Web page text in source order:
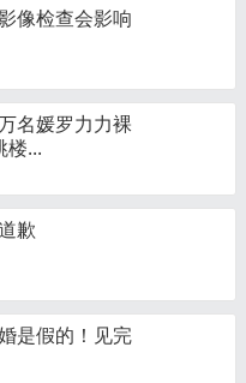
像检查会影响
名媛罗力力裸
楼...
歉
是假的！见完